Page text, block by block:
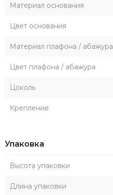
Материал основания
Цвет основания
Материал плафона / абажура
Цвет плафона / абажура
Цоколь
Крепление
Упаковка
Высота упаковки
Длина упаковки